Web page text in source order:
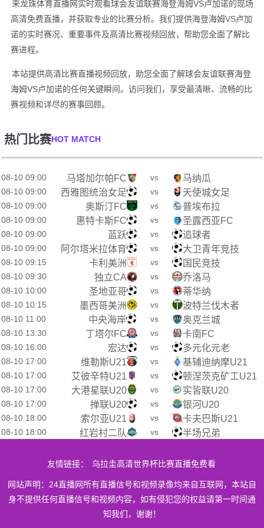
来龙珠体育直播网实时观看球会友谊联赛海登海姆VS卢加诺的现场
高清免费直播，并获取专业的比赛分析。我们提供海登海姆VS卢加
诺的实时赛况、重要事件及高清比赛视频回放，帮助您全面了解比
赛进程。
本站提供高清比赛直播视频回放，助您全面了解球会友谊联赛海登
海姆VS卢加诺的任何关键瞬间。访问我们，享受最清晰、流畅的比
赛视频和详尽的赛事回顾。
热门比赛HOT MATCH
08-10 09:00 马塔加尔帕FC vs 马纳瓜
08-10 09:00 西雅图统治女足 vs 天使城女足
08-10 09:00 奥斯汀FC vs 普埃布拉
08-10 09:00 惠特卡斯FC vs 圣露西亚FC
08-10 09:00 蓝跃 vs 追球者
08-10 09:00 阿尔塔米拉体育 vs 大卫青年竞技
08-10 09:15 卡利美洲 vs 国民竞技
08-10 09:30 独立CA vs 乔洛马
08-10 10:00 圣地亚哥 vs 蒂华纳
08-10 10:15 墨西哥美洲 vs 波特兰伐木者
08-10 11:00 中央海岸 vs 奥克兰城
08-10 13:30 丁塔尔FC vs 卡南FC
08-10 16:00 宏达 vs 多元化元老
08-10 17:00 维勒斯U21 vs 基辅迪纳摩U21
08-10 17:00 艾彼辛特U21 vs 顿涅茨克矿工U21
08-10 17:00 大港星联U20 vs 实皆联U20
08-10 17:00 掸联U20 vs 银河U20
08-10 18:00 索尔亚U21 vs 卡夫巴斯U21
08-10 18:00 红岩村二队 vs 半场兄弟
友情链接： 乌拉圭高清世界杯比赛直播免费看
网站声明：24直播网所有直播信号和视频录像均来自互联网，本站自
身不提供任何直播信号和视频内容，如有侵犯您的权益请第一时间通
知我们，谢谢！